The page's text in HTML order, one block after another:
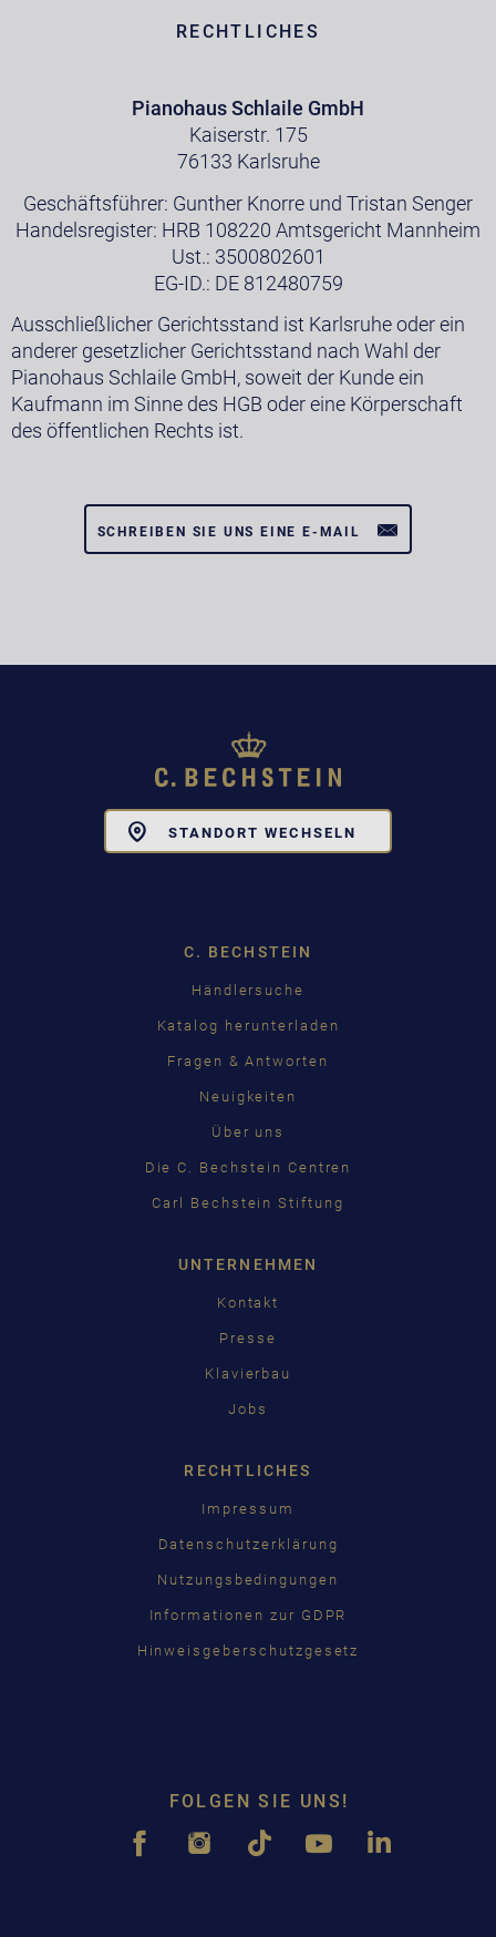
RECHTLICHES
Pianohaus Schlaile GmbH
Kaiserstr. 175
76133 Karlsruhe
Geschäftsführer: Gunther Knorre und Tristan Senger
Handelsregister: HRB 108220 Amtsgericht Mannheim
Ust.: 3500802601
EG-ID.: DE 812480759
Ausschließlicher Gerichtsstand ist Karlsruhe oder ein
anderer gesetzlicher Gerichtsstand nach Wahl der
Pianohaus Schlaile GmbH, soweit der Kunde ein
Kaufmann im Sinne des HGB oder eine Körperschaft
des öffentlichen Rechts ist.
SCHREIBEN SIE UNS EINE E-MAIL
STANDORT WECHSELN
C. BECHSTEIN
Händlersuche
Katalog herunterladen
Fragen & Antworten
Neuigkeiten
Über uns
Die C. Bechstein Centren
Carl Bechstein Stiftung
UNTERNEHMEN
Kontakt
Presse
Klavierbau
Jobs
RECHTLICHES
Impressum
Datenschutzerklärung
Nutzungsbedingungen
Informationen zur GDPR
Hinweisgeberschutzgesetz
FOLGEN SIE UNS!